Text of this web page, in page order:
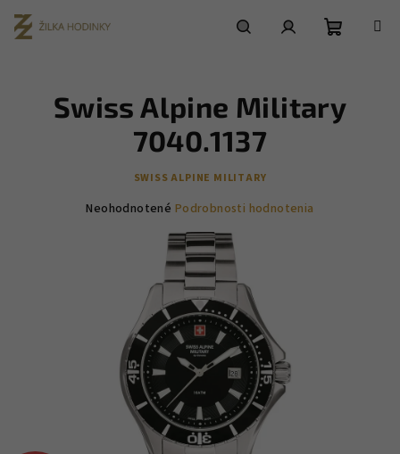
obsah
košík
Swiss Alpine Military
7040.1137
SWISS ALPINE MILITARY
Priemerné
hviezdičiek.
Neohodnotené Podrobnosti hodnotenia